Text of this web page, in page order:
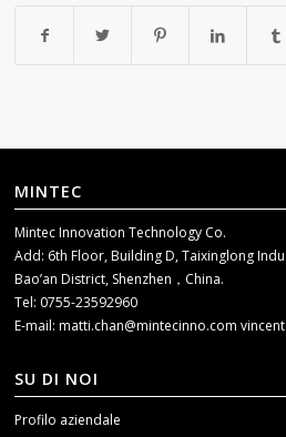
MINTEC
Mintec Innovation Technology Co.
Add: 6th Floor, Building D, Taixinglong
Bao’an District, Shenzhen，China.
Tel: 0755-23592960
E-mail:matti.chan@mintecinno.com
SU DI NOI
Profilo aziendale